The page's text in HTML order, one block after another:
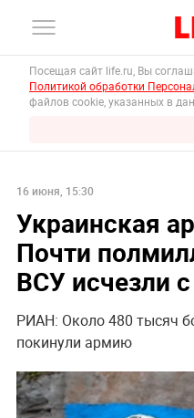
Посещая сайт life.ru, Вы
Политикой обработки
файлов cookie, указанных в
16 июня, 15:30
Украинская
Почти
ВСУ исчезли
РИАН: Около 480 тысяч
покинули армию